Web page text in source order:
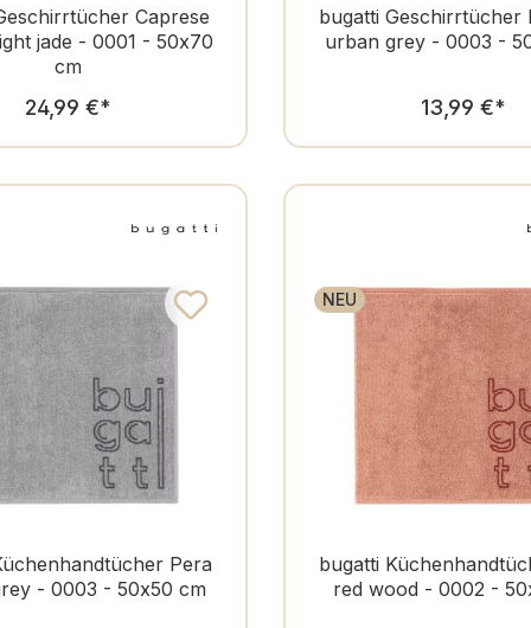
Caprese
jade - 0001 - 50x70
cm
Regulärer Preis:
24,99 €*
bugatti Geschirrtücher
urban grey - 0003 -
13,99 €*
Pera
- 0003 - 50x50 cm
NEU
bugatti
red wood - 0002 -